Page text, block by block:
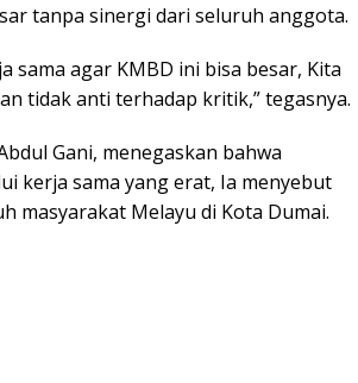
tanpa sinergi dari seluruh anggota.
sama agar KMBD ini bisa besar, Kita
tidak anti terhadap kritik,” tegasnya.
Gani, menegaskan bahwa
kerja sama yang erat, Ia menyebut
masyarakat Melayu di Kota Dumai.